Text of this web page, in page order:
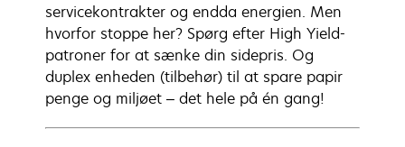
servicekontrakter og endda energien. Men
hvorfor stoppe her? Spørg efter High Yield-
patroner for at sænke din sidepris. Og
duplex enheden (tilbehør) til at spare papir
penge og miljøet – det hele på én gang!